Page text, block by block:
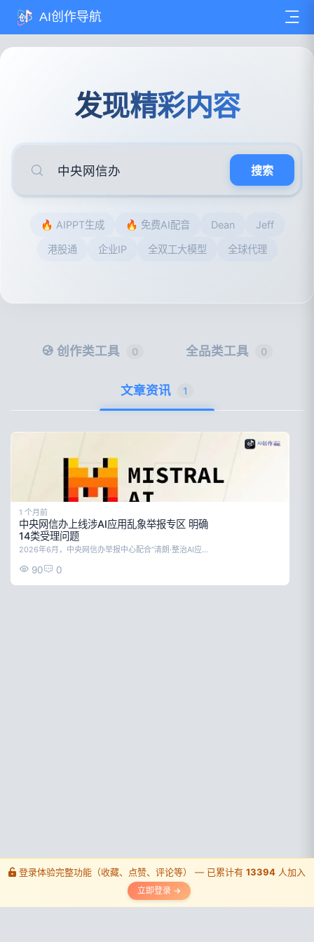
登录体验完整功能（收藏、点赞、评论等） — 已累计有 13394 人加入
立即登录 →
AI创作导航
发现精彩内容
搜索
🔥 AIPPT生成 🔥 免费AI配音 Dean Jeff
港股通 企业IP 全双工大模型 全球代理
创作类工具 0 全品类工具 0
文章资讯 1
1 个月前
中央网信办上线涉AI应用乱象举报专区 明确
14类受理问题
2026年6月，中央网信办举报中心配合“清朗·整治AI应用乱象”专项行动，正式上线涉AI应用乱象举报专区，面向社会公众开放举报通道。专区共受理14类违规问题，覆盖大模型未备案、数据投毒、AI合成内容造假、AI仿冒侵权等核心场景，将进一步规范AI产业运营秩序，保障广大网民的合法权益。
90 0